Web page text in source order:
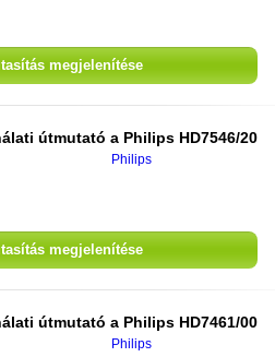
megjelenítése
útmutató a Philips HD7546/20
Philips
megjelenítése
útmutató a Philips HD7461/00
Philips